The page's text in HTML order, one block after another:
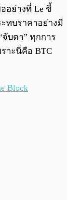
อย่างที่ Le ชี้
ทบราคาอย่างมี
บตา” ทุกการ
าะนี่คือ BTC
Block